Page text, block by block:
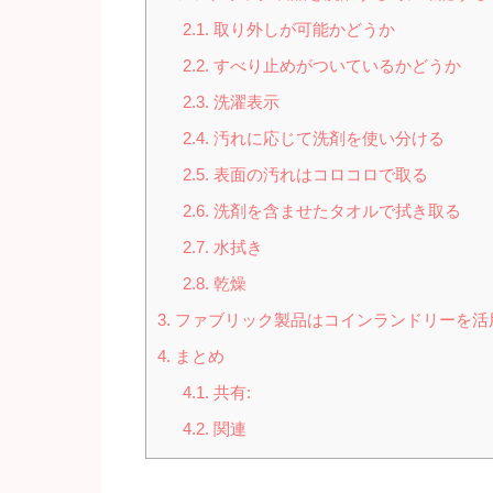
2.1. 取り外しが可能かどうか
2.2. すべり止めがついているかどうか
2.3. 洗濯表示
2.4. 汚れに応じて洗剤を使い分ける
2.5. 表面の汚れはコロコロで取る
2.6. 洗剤を含ませたタオルで拭き取る
2.7. 水拭き
2.8. 乾燥
3. ファブリック製品はコインランドリーを
4. まとめ
4.1. 共有:
4.2. 関連